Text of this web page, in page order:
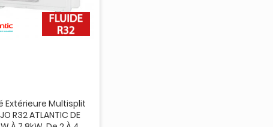
Extérieure Multisplit
R32 ATLANTIC DE